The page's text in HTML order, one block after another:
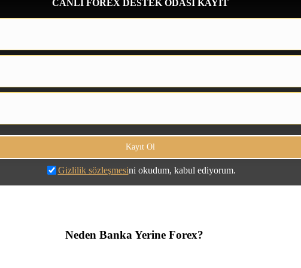
CANLI FOREX DESTEK ODASI KAYIT
Gizlilik sözleşmesini okudum, kabul ediyorum.
Neden Banka Yerine Forex?